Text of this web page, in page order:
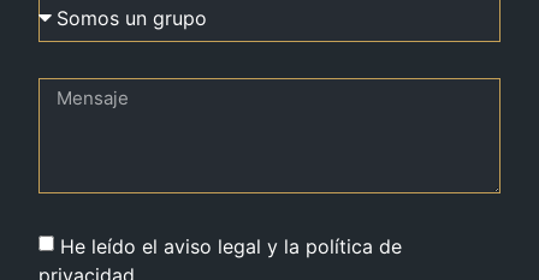
He leído el aviso legal y la política de
privacidad